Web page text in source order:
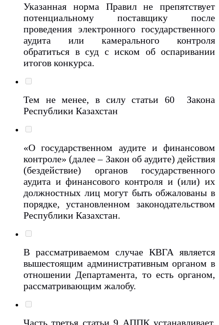
Указанная норма Правил не препятствует
потенциальному поставщику после
проведения электронного государственного
аудита или камерального контроля
обратиться в суд с иском об оспаривании
итогов конкурса.
Тем не менее, в силу статьи 60 Закона
Республики Казахстан
«О государственном аудите и финансовом
контроле» (далее – Закон об аудите) действия
(бездействие) органов государственного
аудита и финансового контроля и (или) их
должностных лиц могут быть обжалованы в
порядке, установленном законодательством
Республики Казахстан.
В рассматриваемом случае КВГА является
вышестоящим административным органом в
отношении Департамента, то есть органом,
рассматривающим жалобу.
Часть третья статьи 9 АППК устанавливает,